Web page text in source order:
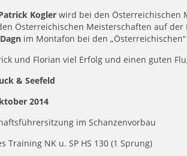
Koglerwird bei den Österreichischen
Österreichischen Meisterschaften auf
im Montafon bei den
und Florian viel Erfolg und einen guten
& Seefeld
2014
im Schanzenvorbau
Training NK u. SP HS 130 (1 Sprung)